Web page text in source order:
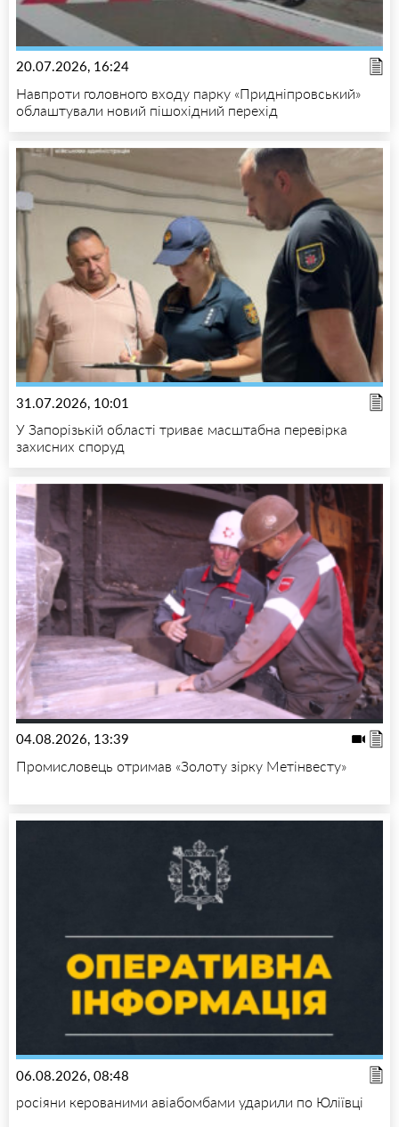
20.07.2026, 16:24
Навпроти головного входу парку «Придніпровський»
облаштували новий пішохідний перехід
31.07.2026, 10:01
У Запорізькій області триває масштабна перевірка
захисних споруд
04.08.2026, 13:39
Промисловець отримав «Золоту зірку Метінвесту»
06.08.2026, 08:48
росіяни керованими авіабомбами ударили по Юліївці